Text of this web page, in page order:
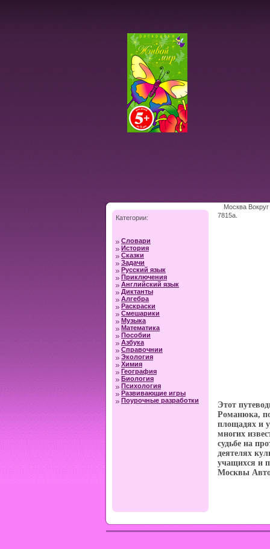
Категории:
Словари
История
Сказки
Задачи
Русский язык
Приключения
Английский язык
Диктанты
Алгебра
Раскраски
Смешарики
Музыка
Математика
Пособии
Азбука
Справочнии
Экология
Химия
География
Биология
Психология
Развивающие игры
Поурочные разработки
Москва
7815a.
Этот
Романюка,
площадях и
многих
судьбе на
деятелях
учащихся и
Москвы